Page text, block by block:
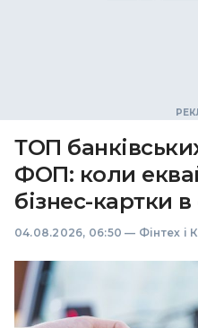
ТОП
ФОП: коли
бізнес-картки
04.08.2026, 06:50 — Фінтех і